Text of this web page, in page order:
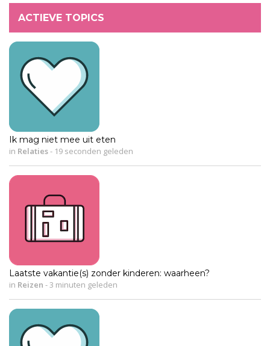
ACTIEVE TOPICS
Ik mag niet mee uit eten
in Relaties- 19 seconden geleden
Laatste vakantie(s) zonder kinderen: waarheen?
in Reizen -3 minuten geleden